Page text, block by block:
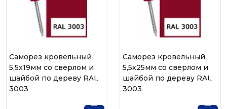
Саморез кровельный
5,5х19мм со сверлом и
шайбой по дереву RAL
3003
Саморез кровельный
5,5х25мм со сверлом и
шайбой по дереву RAL
3003